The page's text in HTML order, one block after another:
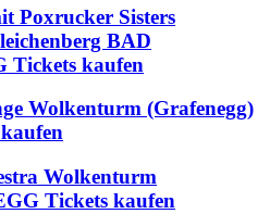
Poxrucker Sisters
BAD
Tickets kaufen
Wolkenturm (Grafenegg)
Wolkenturm
Tickets kaufen